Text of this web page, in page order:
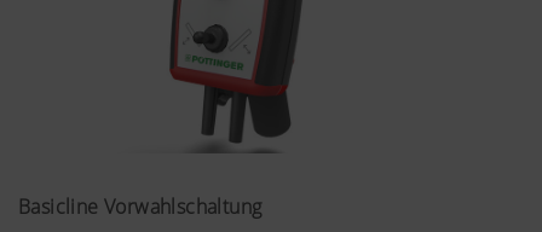
Analyse und Statistik
Basicline Vorwahlschaltung